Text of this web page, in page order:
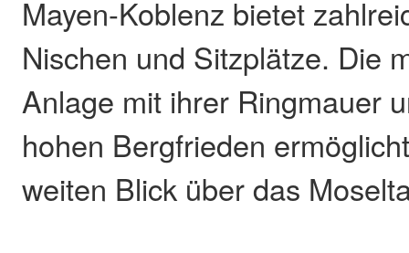
Mayen-Koblenz bietet
Nischen und Sitzplätze. Die
Anlage mit ihrer Ringmauer
hohen Bergfrieden
weiten Blick über das